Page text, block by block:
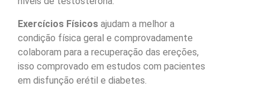
Exercícios Físicos ajudam a melhor a
condição física geral e comprovadamente
colaboram para a recuperação das ereções,
isso comprovado em estudos com pacientes
em disfunção erétil e diabetes.